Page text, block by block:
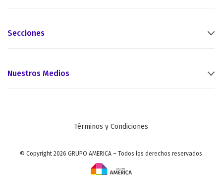
Secciones
Nuestros Medios
Términos y Condiciones
© Copyright 2026 GRUPO AMERICA – Todos los derechos reservados